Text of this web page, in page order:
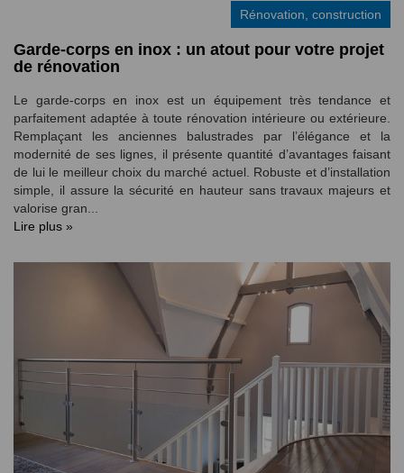
Rénovation, construction
Garde-corps en inox : un atout pour votre projet
de rénovation
Le garde-corps en inox est un équipement très tendance et
parfaitement adaptée à toute rénovation intérieure ou extérieure.
Remplaçant les anciennes balustrades par l’élégance et la
modernité de ses lignes, il présente quantité d’avantages faisant
de lui le meilleur choix du marché actuel. Robuste et d’installation
simple, il assure la sécurité en hauteur sans travaux majeurs et
valorise gran...
Lire plus »